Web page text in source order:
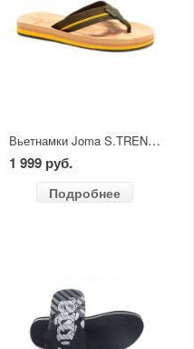
Вьетнамки Joma S.TRENTO MEN 2523
1 999 руб.
Подробнее